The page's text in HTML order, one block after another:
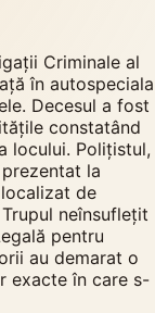
Criminale al
în autospeciala
Decesul a fost
constatând
locului. Polițistul,
la
de
neînsuflețit
pentru
au demarat o
exacte în care s-